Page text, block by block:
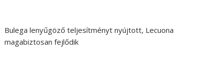
Bulega lenyűgöző teljesítményt nyújtott, Lecuona
magabiztosan fejlődik